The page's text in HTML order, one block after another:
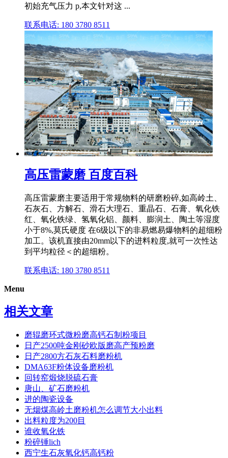
初始充气压力 p,本文针对这 ...
联系电话: 180 3780 8511
高压雷蒙磨 百度百科
高压雷蒙磨主要适用于常规物料的研磨粉碎,如高岭土、
石灰石、方解石、滑石大理石、重晶石、石膏、氧化铁
红、氧化铁绿、氢氧化铝、颜料、膨润土、陶土等湿度
小于8%,莫氏硬度 在6级以下的非易燃易爆物料的超细粉
加工。该机直接由20mm以下的进料粒度,就可一次性达
到平均粒径＜的超细粉。
联系电话: 180 3780 8511
Menu
相关文章
磨辊磨环式微粉磨高钙石制粉项目
日产2500吨金刚砂欧版磨高产预粉磨
日产2800方石灰石料磨粉机
DMA63F粉体设备磨粉机
回转窑煅烧脱硫石膏
唐山、矿石磨粉机
进的陶瓷设备
无烟煤高岭土磨粉机怎么调节大小出料
出料粒度为200目
谁收氧化铁
粉碎锤lich
西宁生石灰氧化钙高钙粉